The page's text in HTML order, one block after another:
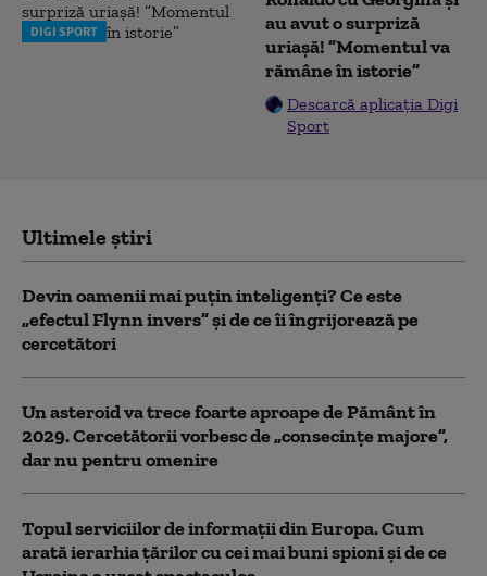
DIGI SPORT
au avut o surpriză
uriașă! ”Momentul va
rămâne în istorie”
Descarcă aplicația Digi
Sport
Ultimele știri
Devin oamenii mai puțin inteligenți? Ce este
„efectul Flynn invers” și de ce îi îngrijorează pe
cercetători
Un asteroid va trece foarte aproape de Pământ în
2029. Cercetătorii vorbesc de „consecințe majore”,
dar nu pentru omenire
Topul serviciilor de informații din Europa. Cum
arată ierarhia țărilor cu cei mai buni spioni și de ce